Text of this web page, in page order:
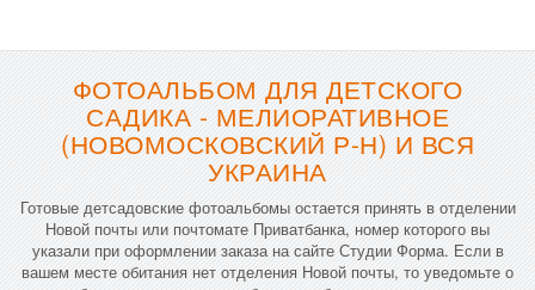
ФОТОАЛЬБОМ ДЛЯ ДЕТСКОГО
САДИКА - МЕЛИОРАТИВНОЕ
(НОВОМОСКОВСКИЙ Р-Н) И ВСЯ
УКРАИНА
Готовые детсадовские фотоальбомы остается принять в отделении
Новой почты или почтомате Приватбанка, номер которого вы
указали при оформлении заказа на сайте Студии Форма. Если в
вашем месте обитания нет отделения Новой почты, то уведомьте о